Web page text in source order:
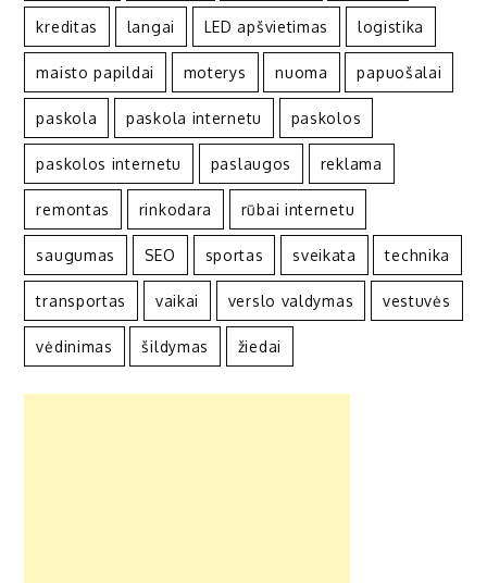
kreditas langai LED apšvietimas logistika
maisto papildai moterys nuoma papuošalai
paskola paskola internetu paskolos
paskolos internetu paslaugos reklama
remontas rinkodara rūbai internetu
saugumas SEO sportas sveikata technika
transportas vaikai verslo valdymas vestuvės
vėdinimas šildymas žiedai